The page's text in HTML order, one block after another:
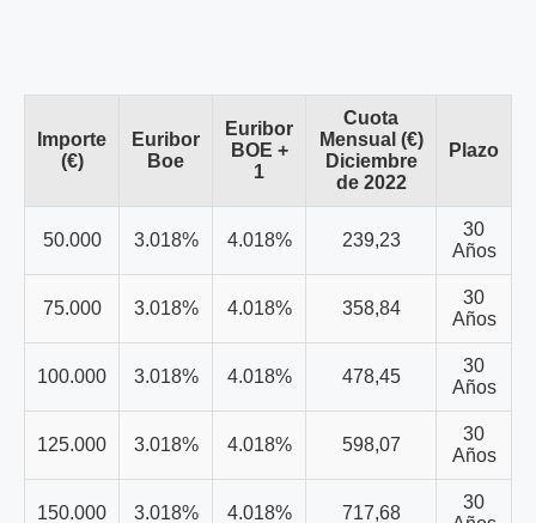
Importe
(€)
Euribor
Boe
Euribor
BOE +
1
Cuota
Mensual (€)
Diciembre
de 2022
Plazo
50.000 3.018% 4.018% 239,23
30
Años
75.000 3.018% 4.018% 358,84
30
Años
100.000 3.018% 4.018% 478,45
30
Años
125.000 3.018% 4.018% 598,07
30
Años
150.000 3.018% 4.018% 717,68
30